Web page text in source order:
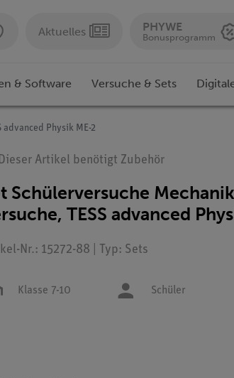
Aktuelles PHYWE
Bonusprogramm
& Software Versuche & Sets
advanced Physik ME-2
Dieser Artikel benötigt Zubehör
Schülerversuche
TESS advanced
Nr.: 15272-88 | Typ: Sets
Klasse 7-10 Schüler